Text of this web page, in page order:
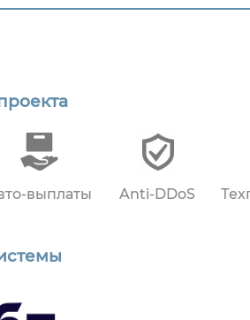
выплаты Anti-DDoS